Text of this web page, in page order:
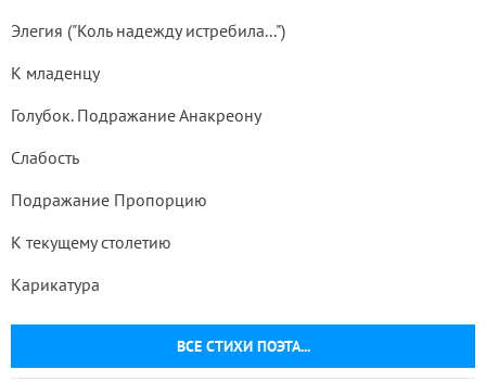
ВСЕ СТИХИ ПОЭТА...
Элегия ("Коль надежду истребила...")
К младенцу
Голубок. Подражание Анакреону
Слабость
Подражание Пропорцию
К текущему столетию
Карикатура